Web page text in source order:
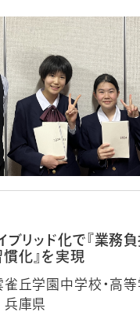
リッド化で『業務負
慣化』を実現
雀丘学園中学校・高
兵庫県